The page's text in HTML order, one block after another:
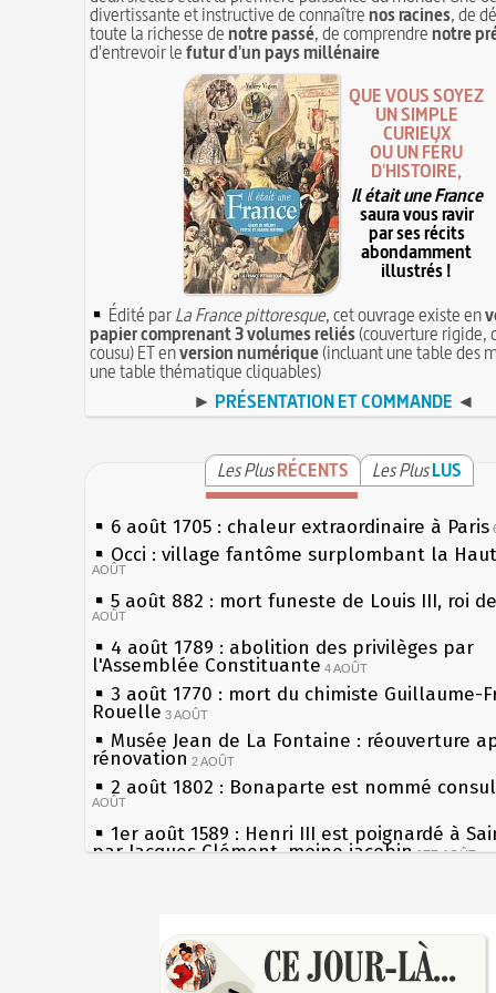
divertissante et instructive de connaîtrenos racines, de
toute la richesse denotre passé, de comprendrenotre
d'entrevoir lefutur d'un pays millénaire
QUE VOUS SOYEZ
UN SIMPLE
CURIEUX
OU UN FÉRU
D'HISTOIRE,
Il était une France
saura vous ravir
par ses récits
abondamment
illustrés !
Édité parLa France pittoresque, cet ouvrage existe en
papier comprenant 3 volumes reliés(couverture rigide,
cousu) ET enversion numérique(incluant une table des
une table thématique cliquables)
► PRÉSENTATION ET COMMANDE ◄
Les PlusRÉCENTS Les PlusLUS
6 août 1705 : chaleur extraordinaire à Paris
Occi : village fantôme surplombant la
AOÛT
5 août 882 : mort funeste de Louis III, roi
AOÛT
4 août 1789 : abolition des privilèges par
l'Assemblée Constituante 4 AOÛT
3 août 1770 : mort du chimiste Guillaume-
Rouelle 3 AOÛT
Musée Jean de La Fontaine : réouverture
rénovation 2 AOÛT
2 août 1802 : Bonaparte est nommé
AOÛT
1er août 1589 : Henri III est poignardé à
par Jacques Clément, moine jacobin 1ER AOÛT
Chocolat Poulain 30 JUILLET
29 juillet 1881 : loi sur la liberté de la
les siècles
27 mai 1610 : supplice de François
du roi Henri IV